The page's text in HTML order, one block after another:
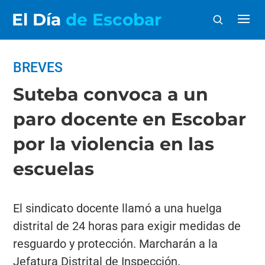
El Día de Escobar
BREVES
Suteba convoca a un
paro docente en Escobar
por la violencia en las
escuelas
El sindicato docente llamó a una huelga
distrital de 24 horas para exigir medidas de
resguardo y protección. Marcharán a la
Jefatura Distrital de Inspección.